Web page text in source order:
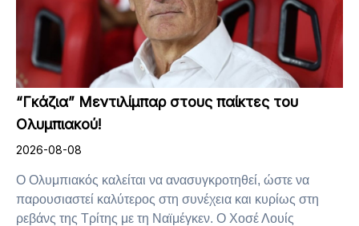
“Γκάζια” Μεντιλίμπαρ στους παίκτες του
Ολυμπιακού!
2026-08-08
Ο Ολυμπιακός καλείται να ανασυγκροτηθεί, ώστε να
παρουσιαστεί καλύτερος στη συνέχεια και κυρίως στη
ρεβάνς της Τρίτης με τη Ναϊμέγκεν. Ο Χοσέ Λουίς